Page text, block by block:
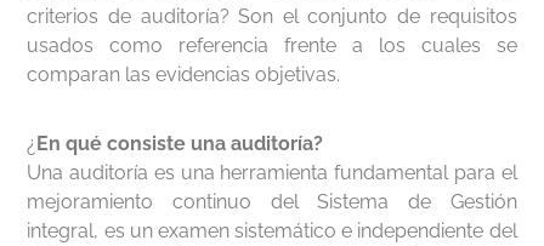
criterios de auditoría? Son el conjunto de requisitos
usados como referencia frente a los cuales se
comparan las evidencias objetivas.
¿ En qué consiste una auditoría?
Una auditoría es una herramienta fundamental para el
mejoramiento continuo del Sistema de Gestión
integral, es un examen sistemático e independiente del